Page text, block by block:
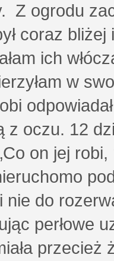
Z ogrodu
coraz
ich
w
z oczu. 12
on jej
do
perłowe
przecież